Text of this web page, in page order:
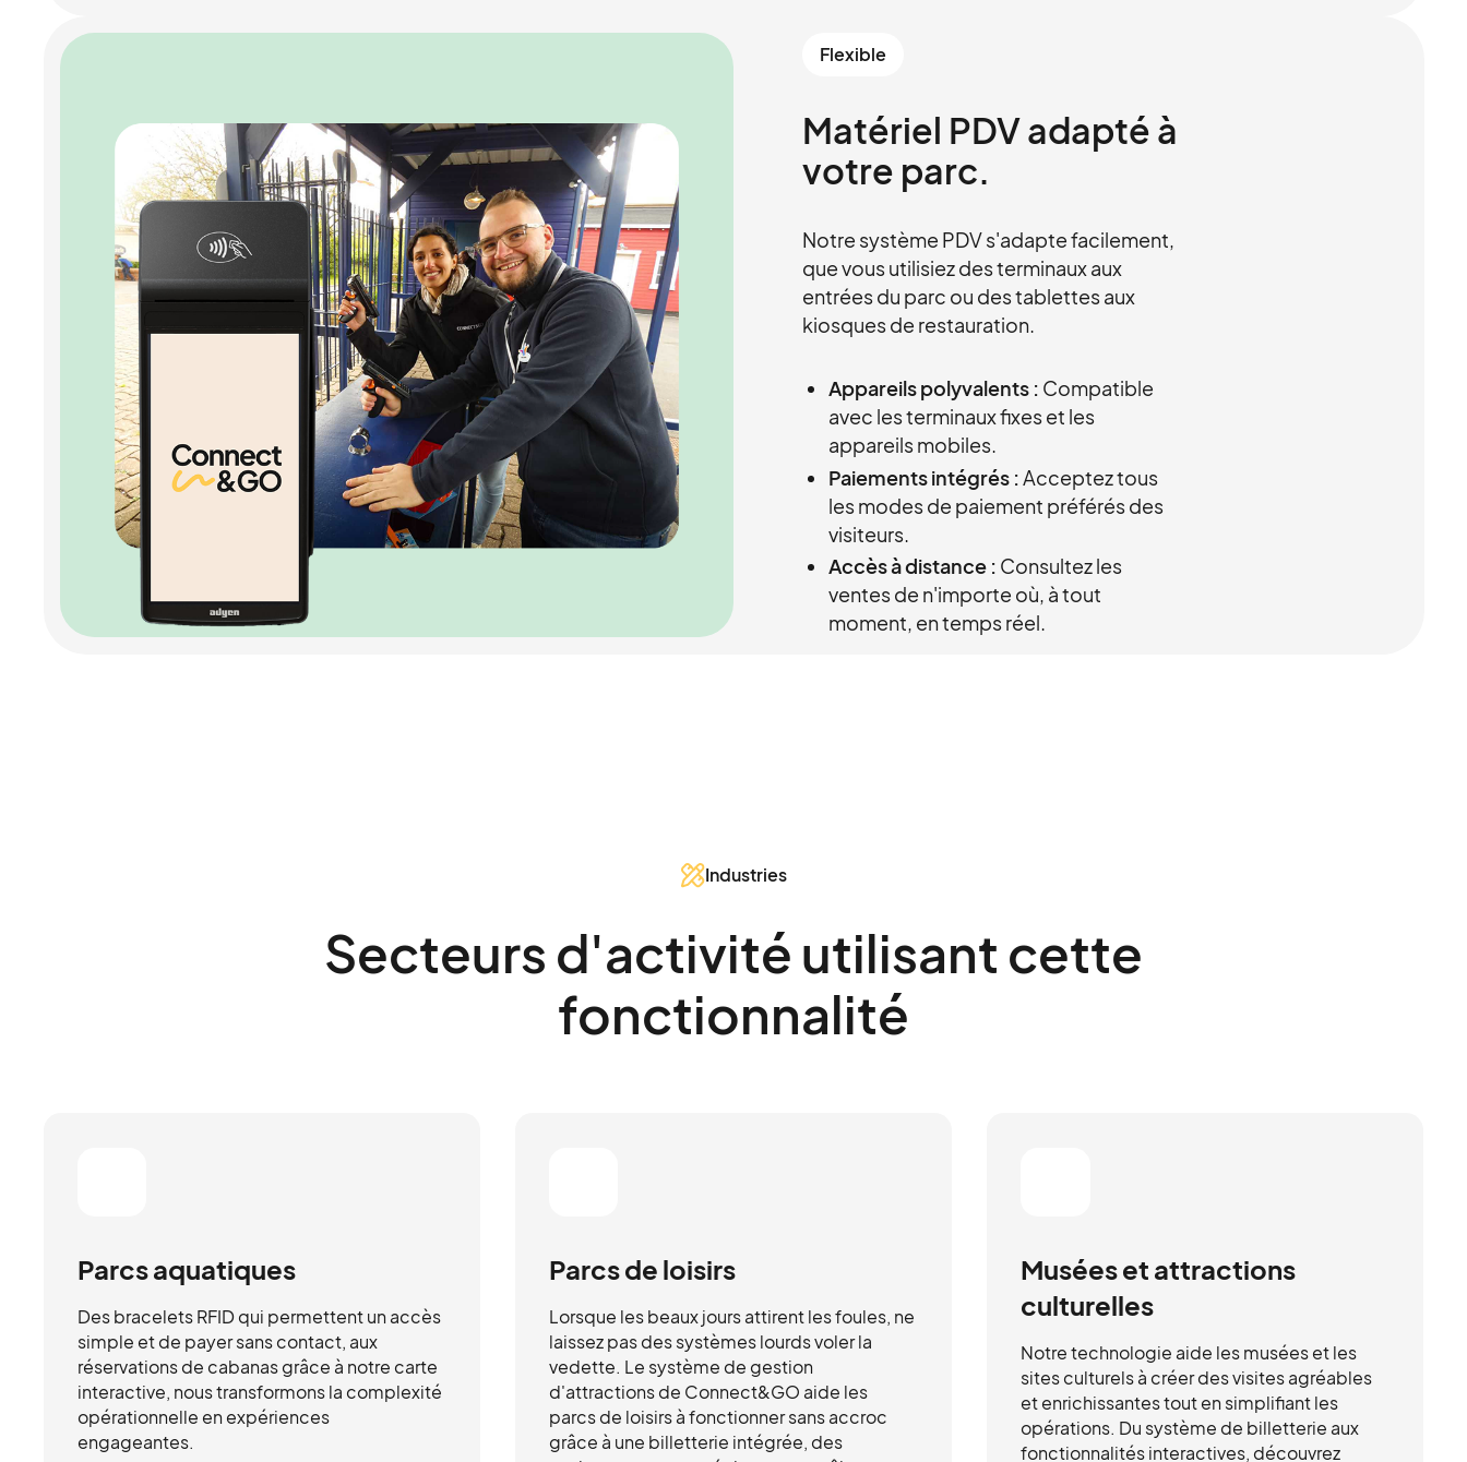
Flexible
Matériel PDV adapté à
votre parc.
Notre système PDV s'adapte facilement,
que vous utilisiez des terminaux aux
entrées du parc ou des tablettes aux
kiosques de restauration.
Appareils polyvalents : Compatible
avec les terminaux fixes et les
appareils mobiles.
Paiements intégrés :Acceptez tous
les modes de paiement préférés des
visiteurs.
Accès à distance : Consultez les
ventes de n'importe où, à tout
moment, en temps réel.
Industries
Secteurs d'activité utilisant cette
fonctionnalité
Parcs aquatiques
Des bracelets RFID qui permettent un accès
simple et de payer sans contact, aux
réservations de cabanas grâce à notre carte
interactive, nous transformons la complexité
opérationnelle en expériences
engageantes.
Parcs de loisirs
Lorsque les beaux jours attirent les foules, ne
laissez pas des systèmes lourds voler la
vedette. Le système de gestion
d'attractions de Connect&GO aide les
parcs de loisirs à fonctionner sans accroc
grâce à une billetterie intégrée, des
Musées et attractions
culturelles
Notre technologie aide les musées et les
sites culturels à créer des visites agréables
et enrichissantes tout en simplifiant les
opérations. Du système de billetterie aux
fonctionnalités interactives, découvrez